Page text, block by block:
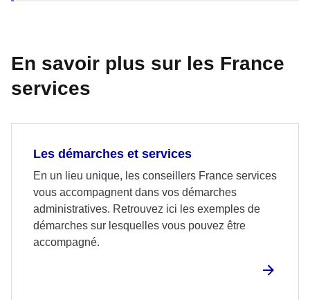
En savoir plus sur les France
services
Les démarches et services
En un lieu unique, les conseillers France services
vous accompagnent dans vos démarches
administratives. Retrouvez ici les exemples de
démarches sur lesquelles vous pouvez être
accompagné.